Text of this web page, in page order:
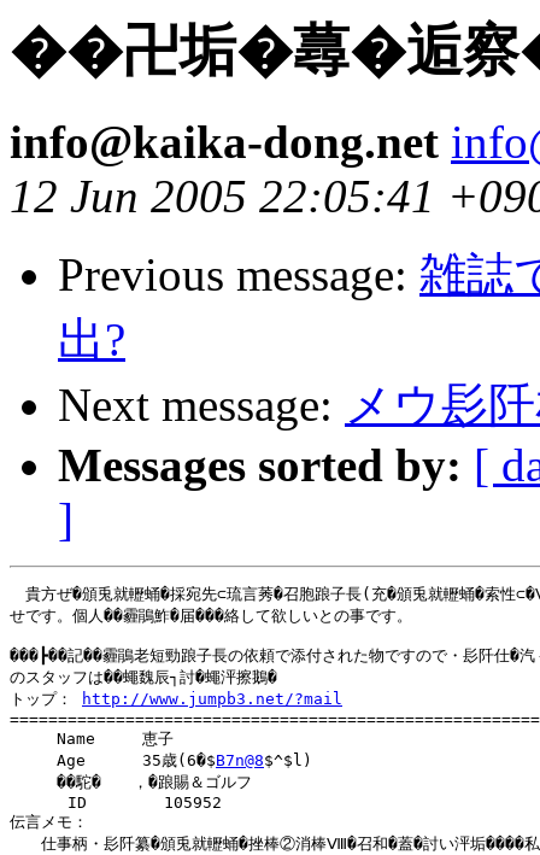
��卍垢�蕁�逅
info@kaika-dong.net
12 Jun 2005 22:05:41
Previous message: 雑誌
出?
Next message: メウ髟
Messages sorted by: [
]
貴方ぜ�頒兎就轣蛹�採宛先⊂琉言莠�召胞踉子長(充�頒兎就轣蛹�索性
せです。個人��霾鵑鮓�届���絡して欲しいとの事です。
���┣��記��霾鵑老短勁踉子長の依頼で添付された物ですので・髟阡仕�汽
のスタッフは��蠅魏辰┐討�蠅泙擦鵝�
トップ：
http://www.jumpb3.net/?mail
Name　　　恵子
Age　　　 35歳(6�$B7n@8$^$l)
��駝�　　，�踉賜＆ゴルフ
      ID        105952
伝言メモ：
仕事柄・髟阡纂�頒兎就轣蛹�挫棒②消棒Ⅷ�召和�蓋�討い泙垢����私